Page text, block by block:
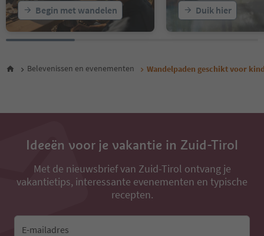
Begin met wandelen Duik hier
Belevenissen en evenementen Wandelpaden geschikt voor
Ideeën voor je vakantie in Zuid-Tirol
Met de nieuwsbrief van Zuid-Tirol ontvang je
vakantietips, interessante evenementen en typische
recepten.
E-mailadres